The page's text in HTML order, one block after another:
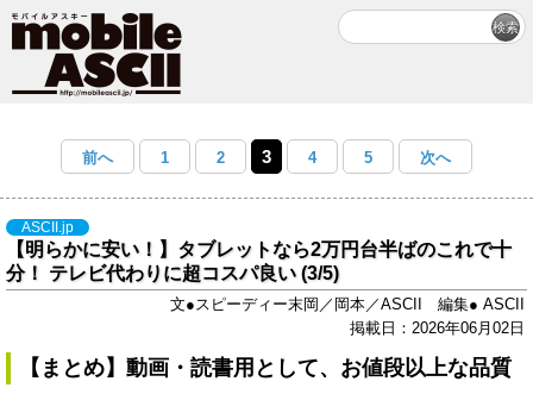
前へ 1 2 3 4 5 次へ
ASCII.jp
【明らかに安い！】タブレットなら2万円台半ばのこれで十
分！ テレビ代わりに超コスパ良い (3/5)
文●スピーディー末岡／岡本／ASCII 編集● ASCII
掲載日：2026年06月02日
【まとめ】動画・読書用として、お値段以上な品質